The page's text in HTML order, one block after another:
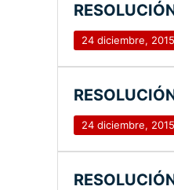
24 diciembre, 2015
24 diciembre, 2015